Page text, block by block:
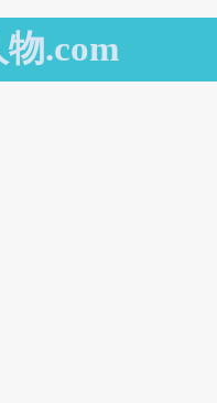
.com